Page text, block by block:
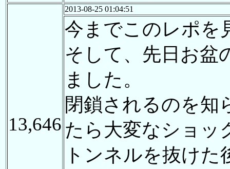
13,646
2013-08-25 01:04:51
今までこのレポを
そして、先日お盆
ました。
閉鎖されるのを知
たら大変なショッ
トンネルを抜けた